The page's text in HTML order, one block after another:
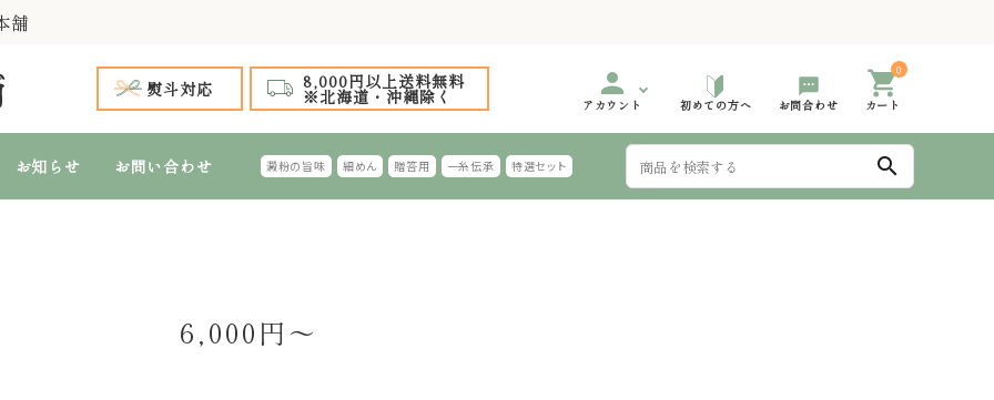
舗
熨斗対応 8,000円以上送料無料
※北海道・沖縄除く person
アカウント 初めての方へ お問合わせ
0
shopping_cart
カート
お知らせ お問い合わせ 澱粉の旨味 細めん 贈答用 一糸伝承 特選セット search
6,000円～